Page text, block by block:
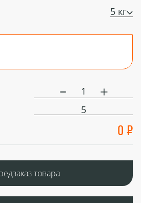
5 кг
5
0 ₽
товара